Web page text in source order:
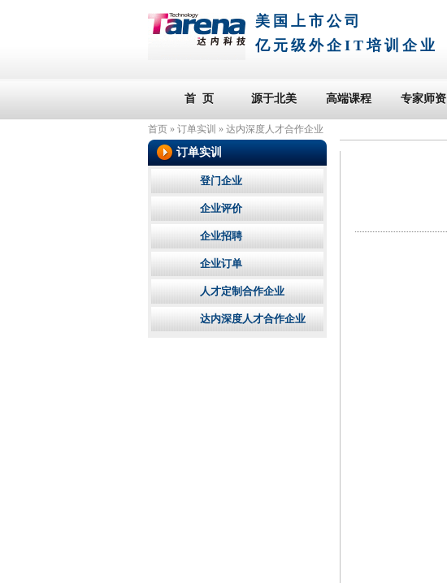
美国上市公司
亿元级外企IT培训企业
首 页 源于北美 高端课程 专家师资
首页 » 订单实训 » 达内深度人才合作企业
订单实训
登门企业
企业评价
企业招聘
企业订单
人才定制合作企业
达内深度人才合作企业